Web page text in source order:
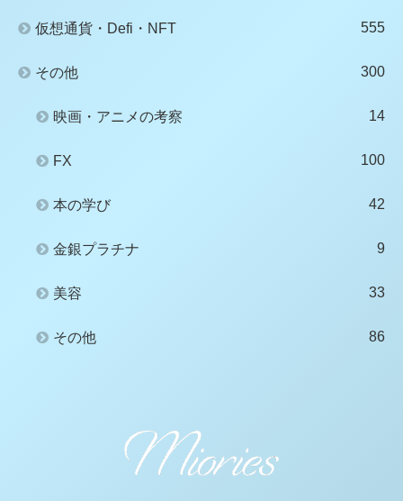
仮想通貨・Defi・NFT 555
その他 300
映画・アニメの考察 14
FX 100
本の学び 42
金銀プラチナ 9
美容 33
その他 86